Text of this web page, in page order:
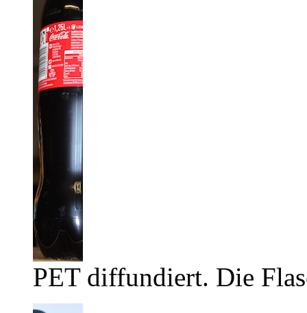
PET diffundiert. Die